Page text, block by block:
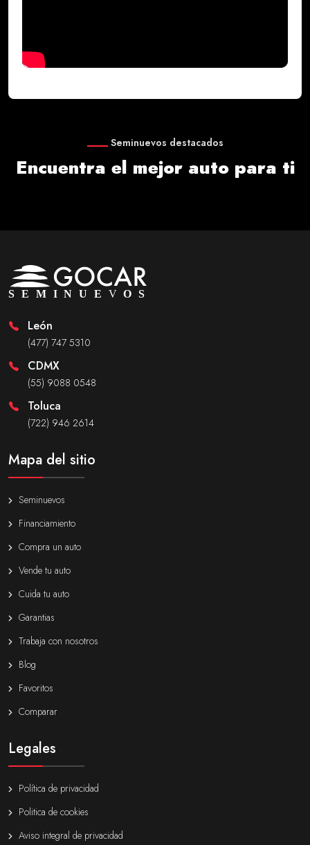
Seminuevos destacados
Encuentra el mejor auto para ti
León
(477) 747 5310
CDMX
(55) 9088 0548
Toluca
(722) 946 2614
Mapa del sitio
Seminuevos
Financiamiento
Compra un auto
Vende tu auto
Cuida tu auto
Garantias
Trabaja con nosotros
Blog
Favoritos
Comparar
Legales
Política de privacidad
Politica de cookies
Aviso integral de privacidad